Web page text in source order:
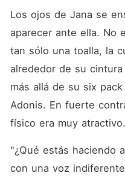
Los ojos de Jana se
aparecer ante ella. No
tan sólo una toalla, la
alrededor de su
más allá de su six
Adonis. En fuerte
físico era muy atractivo.
"¿Qué estás haciendo
con una voz